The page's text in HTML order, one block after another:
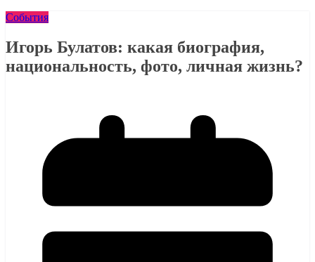
События
Игорь Булатов: какая биография,
национальность, фото, личная жизнь?